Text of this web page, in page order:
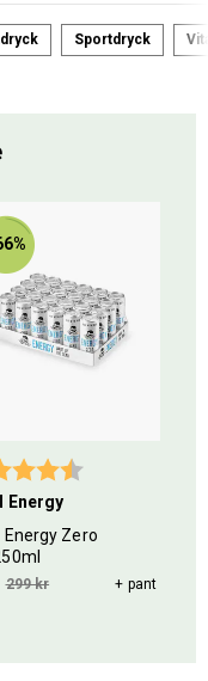
Sportdryck
Energy
Energy Zero
299 kr + pant